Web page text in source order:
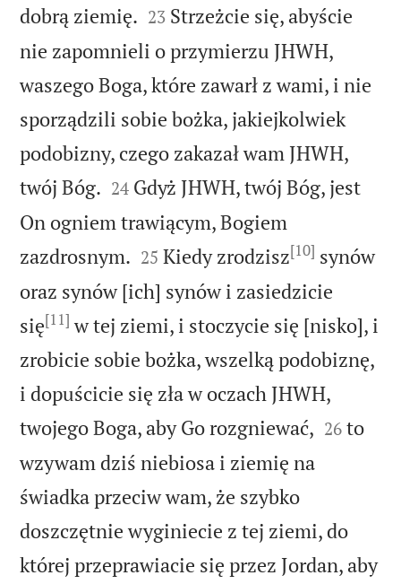
dobrą ziemię. 

23 Strzeżcie się, abyście
nie zapomnieli o przymierzu JHWH,
waszego Boga, które zawarł z wami, i nie
sporządzili sobie bożka, jakiejkolwiek
podobizny, czego zakazał wam JHWH,
twój Bóg. 

24 Gdyż JHWH, twój Bóg, jest
On ogniem trawiącym, Bogiem
zazdrosnym. 

25 Kiedy zrodzisz[10] synów
oraz synów [ich] synów i zasiedzicie
się[11] w tej ziemi, i stoczycie się [nisko], i
zrobicie sobie bożka, wszelką podobiznę,
i dopuścicie się zła w oczach JHWH,
twojego Boga, aby Go rozgniewać, 

26 to
wzywam dziś niebiosa i ziemię na
świadka przeciw wam, że szybko
doszczętnie wyginiecie z tej ziemi, do
której przeprawiacie się przez Jordan, aby